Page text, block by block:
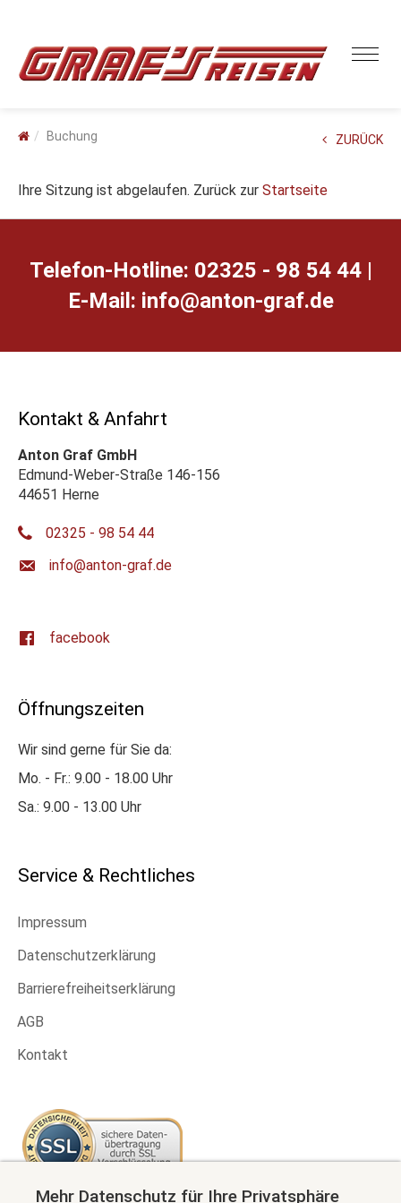
Buchung ZURÜCK
Ihre Sitzung ist abgelaufen. Zurück zur Startseite
Telefon-Hotline: 02325 - 98 54 44 |
E-Mail: ed.farg-notna@ofni
Kontakt & Anfahrt
Anton Graf GmbH
Edmund-Weber-Straße 146-156
44651 Herne
02325 - 98 54 44
ed.farg-notna@ofni
facebook
Öffnungszeiten
Wir sind gerne für Sie da:
Mo. - Fr.: 9.00 - 18.00 Uhr
Sa.: 9.00 - 13.00 Uhr
Service & Rechtliches
Impressum
Datenschutzerklärung
Barrierefreiheitserklärung
AGB
Kontakt
Mehr Datenschutz für Ihre Privatsphäre